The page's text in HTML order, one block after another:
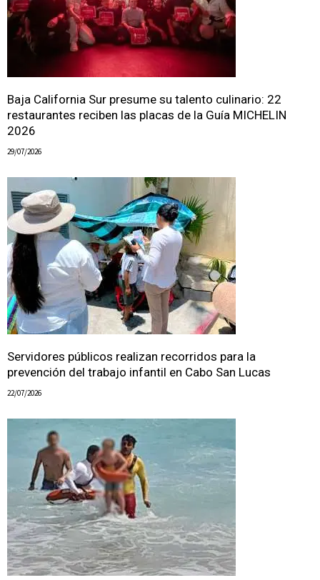
Baja California Sur presume su talento culinario: 22
restaurantes reciben las placas de la Guía MICHELIN
2026
29/07/2026
Servidores públicos realizan recorridos para la
prevención del trabajo infantil en Cabo San Lucas
22/07/2026